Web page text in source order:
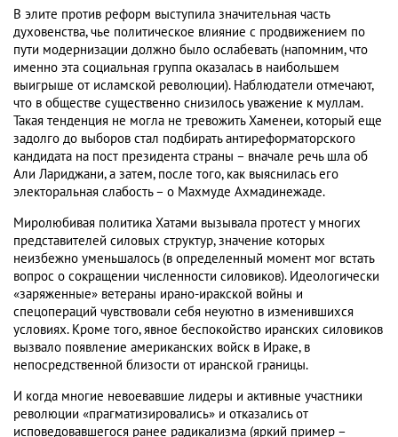
В элите против реформ выступила значительная часть
духовенства, чье политическое влияние с продвижением по
пути модернизации должно было ослабевать (напомним, что
именно эта социальная группа оказалась в наибольшем
выигрыше от исламской революции). Наблюдатели отмечают,
что в обществе существенно снизилось уважение к муллам.
Такая тенденция не могла не тревожить Хаменеи, который еще
задолго до выборов стал подбирать антиреформаторского
кандидата на пост президента страны – вначале речь шла об
Али Лариджани, а затем, после того, как выяснилась его
электоральная слабость – о Махмуде Ахмадинежаде.
Миролюбивая политика Хатами вызывала протест у многих
представителей силовых структур, значение которых
неизбежно уменьшалось (в определенный момент мог встать
вопрос о сокращении численности силовиков). Идеологически
«заряженные» ветераны ирано-иракской войны и
спецопераций чувствовали себя неуютно в изменившихся
условиях. Кроме того, явное беспокойство иранских силовиков
вызвало появление американских войск в Ираке, в
непосредственной близости от иранской границы.
И когда многие невоевавшие лидеры и активные участники
революции «прагматизировались» и отказались от
исповедовавшегося ранее радикализма (яркий пример –